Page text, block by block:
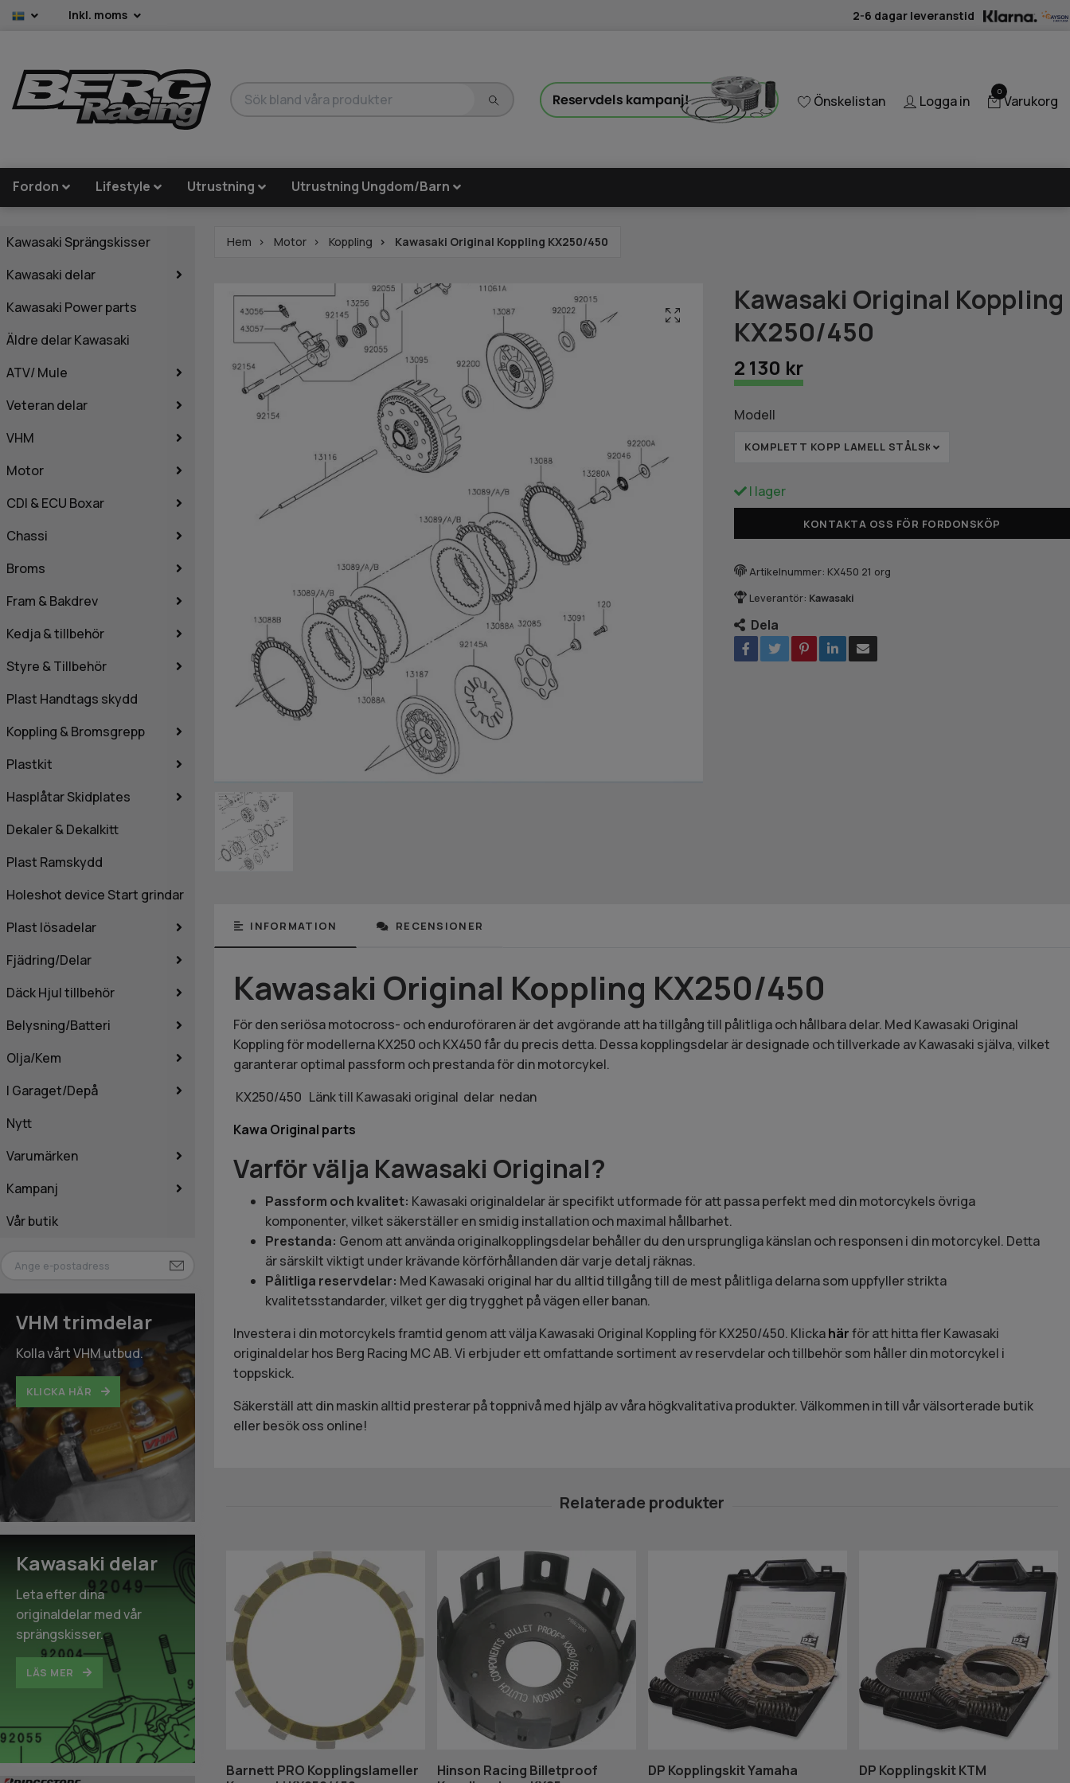
Inkl. moms 2-6 dagar leveranstid
Önskelistan Logga in
0
Varukorg
Fordon Lifestyle Utrustning Utrustning Ungdom/Barn
Kawasaki Sprängskisser
Kawasaki delar
Kawasaki Power parts
Äldre delar Kawasaki
ATV/ Mule
Veteran delar
VHM
Motor
CDI & ECU Boxar
Chassi
Broms
Fram & Bakdrev
Kedja & tillbehör
Styre & Tillbehör
Plast Handtags skydd
Koppling & Bromsgrepp
Plastkit
Hasplåtar Skidplates
Dekaler & Dekalkitt
Plast Ramskydd
Holeshot device Start grindar
Plast lösadelar
Fjädring/Delar
Däck Hjul tillbehör
Belysning/Batteri
Olja/Kem
I Garaget/Depå
Nytt
Varumärken
Kampanj
Vår butik
VHM trimdelar
Kolla vårt VHM utbud.
KLICKA HÄR
Kawasaki delar
Leta efter dina
originaldelar med vår
sprängskisser.
LÄS MER
Hem Motor Koppling Kawasaki Original Koppling KX250/450
Kawasaki Original Koppling
KX250/450
2 130 kr
Modell
KOMPLETT KOPP LAMELL STÅLSKIVOR
I lager
KONTAKTA OSS FÖR FORDONSKÖP
Artikelnummer: KX450 21 org
Leverantör: Kawasaki
Dela
INFORMATION RECENSIONER
Kawasaki Original Koppling KX250/450
För den seriösa motocross- och enduroföraren är det avgörande att ha tillgång till pålitliga och hållbara delar. Med Kawasaki Original
Koppling för modellerna KX250 och KX450 får du precis detta. Dessa kopplingsdelar är designade och tillverkade av Kawasaki själva, vilket
garanterar optimal passform och prestanda för din motorcykel.
KX250/450 Länk till Kawasaki original delar nedan
Kawa Original parts
Varför välja Kawasaki Original?
Passform och kvalitet: Kawasaki originaldelar är specifikt utformade för att passa perfekt med din motorcykels övriga
komponenter, vilket säkerställer en smidig installation och maximal hållbarhet.
Prestanda: Genom att använda originalkopplingsdelar behåller du den ursprungliga känslan och responsen i din motorcykel. Detta
är särskilt viktigt under krävande körförhållanden där varje detalj räknas.
Pålitliga reservdelar: Med Kawasaki original har du alltid tillgång till de mest pålitliga delarna som uppfyller strikta
kvalitetsstandarder, vilket ger dig trygghet på vägen eller banan.
Investera i din motorcykels framtid genom att välja Kawasaki Original Koppling för KX250/450. Klickahärför att hitta fler Kawasaki
originaldelar hos Berg Racing MC AB. Vi erbjuder ett omfattande sortiment av reservdelar och tillbehör som håller din motorcykel i
toppskick.
Säkerställ att din maskin alltid presterar på toppnivå med hjälp av våra högkvalitativa produkter. Välkommen in till vår välsorterade butik
eller besök oss online!
Barnett PRO Kopplingslameller
Hinson Racing Billetproof
DP Kopplingskit Yamaha
DP Kopplingskit KTM